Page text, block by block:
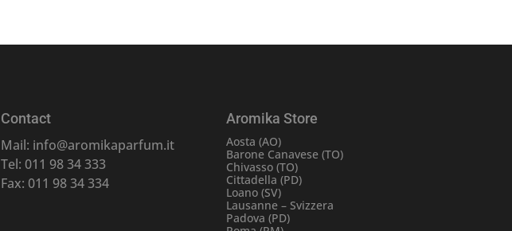
Contact
Mail: info@aromikaparfum.it
Tel: 011 98 34 333
Fax: 011 98 34 334
Aromika Store
Aosta (AO)
Barone Canavese (TO)
Chivasso (TO)
Cittadella (PD)
Loano (SV)
Lausanne – Svizzera
Padova (PD)